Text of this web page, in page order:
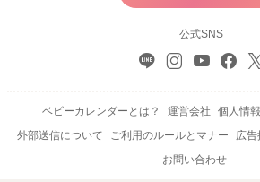
公式SNS
ベビーカレンダーとは？ 運営会社
個人情
外部送信について
ご利用のルールとマナー 広告
お問い合わせ